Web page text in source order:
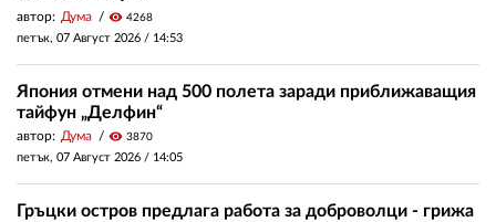
автор: Дума visibility 4268
петък, 07 Август 2026 / 14:53
Япония отмени над 500 полета заради приближаващия
тайфун „Делфин“
автор: Дума visibility 3870
петък, 07 Август 2026 / 14:05
Гръцки остров предлага работа за доброволци - грижа